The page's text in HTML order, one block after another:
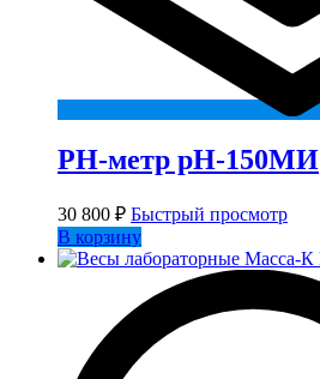
РН-метр рН-150МИ
30 800 ₽ Быстрый просмотр
В корзину